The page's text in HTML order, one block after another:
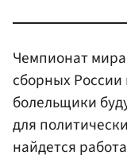
Чемпионат
сборных
болельщики
для
найдется